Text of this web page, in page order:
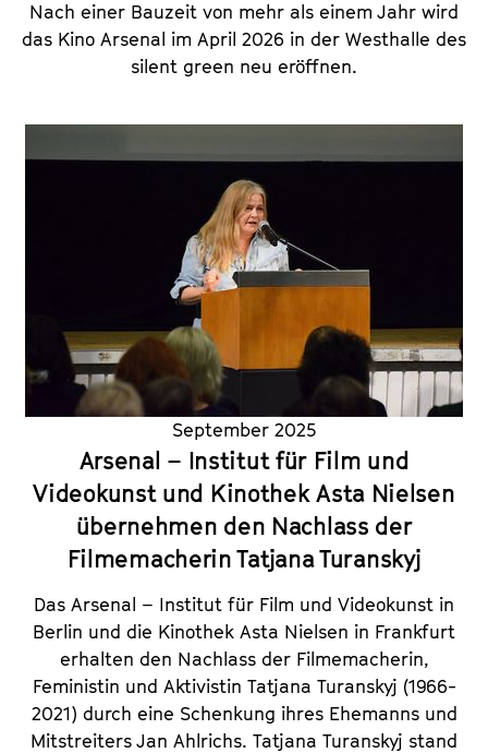
Nach einer Bauzeit von mehr als einem Jahr wird
das Kino Arsenal im April 2026 in der Westhalle des
silent green neu eröffnen.
September 2025
Arsenal – Institut für Film und
Videokunst und Kinothek Asta Nielsen
übernehmen den Nachlass der
Filmemacherin Tatjana Turanskyj
Das Arsenal – Institut für Film und Videokunst in
Berlin und die Kinothek Asta Nielsen in Frankfurt
erhalten den Nachlass der Filmemacherin,
Feministin und Aktivistin Tatjana Turanskyj (1966-
2021) durch eine Schenkung ihres Ehemanns und
Mitstreiters Jan Ahlrichs. Tatjana Turanskyj stand